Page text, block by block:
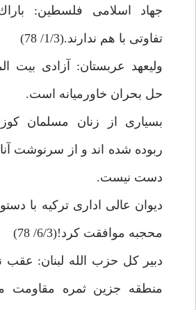
جهاد اسلامى فلسطين:
تفاوتى با هم ندارند.(1/3/ 78)
وليعهد عربستان: آزادى بيت
حل بحران خاورميانه است.
بسيارى از زنان مسلمان
ربوده شده اند و از سرنوشت
دست نيست.
ديوان عالى ادارى تركيه با
محجبه موافقت كرد!(6/3/ 78)
دبير كل حزب الله لبنان: عقب
منطقه جزين ثمره مقاومت